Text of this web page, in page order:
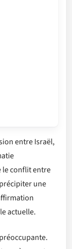
entre Israël,
le conflit entre
une
actuelle.